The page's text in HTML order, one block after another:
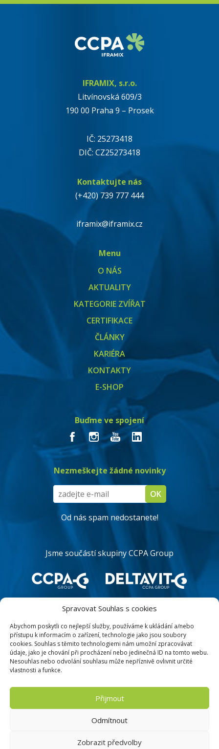
Spravovat Souhlas s cookies
Abychom poskytli co nejlepší služby, používáme k ukládání a/nebo
přístupu k informacím o zařízení, technologie jako jsou soubory
cookies. Souhlas s těmito technologiemi nám umožní zpracovávat
údaje, jako je chování při procházení nebo jedinečná ID na tomto webu.
Nesouhlas nebo odvolání souhlasu může nepříznivě ovlivnit určité
vlastnosti a funkce.
Přijmout
Odmítnout
Zobrazit předvolby
IFRAMIX, s.r.o.
Litvínovská 609/3
190 00 Praha 9 – Prosek
IČ: 25273418
DIČ: CZ25273418
Kontaktujte nás
(+420) 739 777 444
iframix@iframix.cz
Menu
O NÁS
AKTUALITY
KATEGORIE ZVÍŘAT
CERTIFIKACE
ČLÁNKY
KARIÉRA
KONTAKTY
E-SHOP
Buďme ve spojení
Nezmeškejte žádné novinky
Od nás spam nedostanete!
Jsme součástí skupiny CCPA Group
MAPA WEBU
PODMÍNKY UŽITÍ